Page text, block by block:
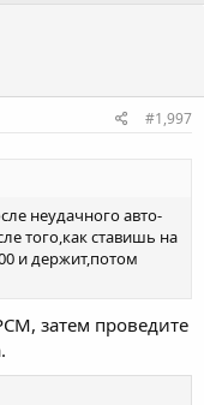
#1,997
неудачного авто-
того,как ставишь на
и держит,потом
затем проведите